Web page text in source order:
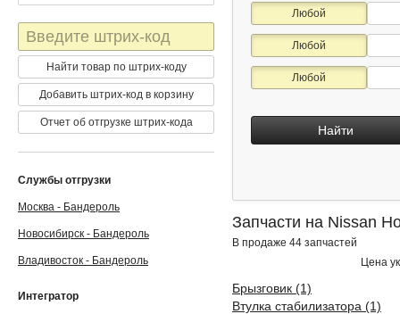
Любой
Любой
Любой
Найти
Запчасти на Nissan
В продаже 44 запчастей
Цена
Брызговик (1)
Втулка стабилизатора (1)
Штрих-
код
Найти товар по штрих-коду
Добавить штрих-код в корзину
Отчет об отгрузке штрих-кода
Службы отгрузки
Москва - Бандероль
Новосибирск - Бандероль
Владивосток - Бандероль
Интегратор